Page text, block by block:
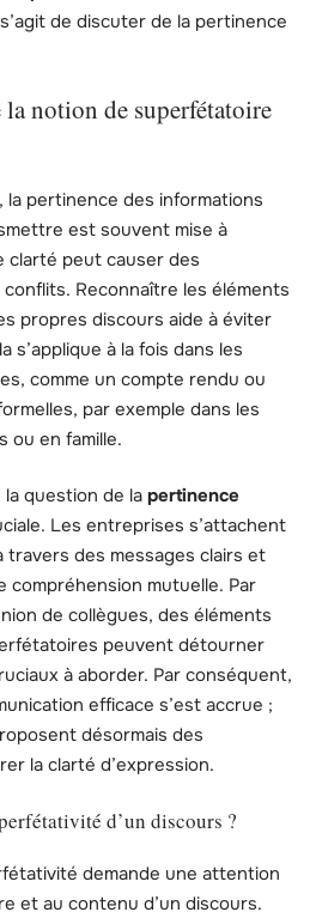
de discuter de la pertinence
notion de superfétatoire
la pertinence des informations
est souvent mise à
clarté peut causer des
Reconnaître les éléments
propres discours aide à éviter
s’applique à la fois dans les
comme un compte rendu ou
par exemple dans les
ou en famille.
la question de la pertinence
Les entreprises s’attachent
travers des messages clairs et
compréhension mutuelle. Par
de collègues, des éléments
peuvent détourner
à aborder. Par conséquent,
efficace s’est accrue ;
désormais des
la clarté d’expression.
d’un discours ?
demande une attention
et au contenu d’un discours.